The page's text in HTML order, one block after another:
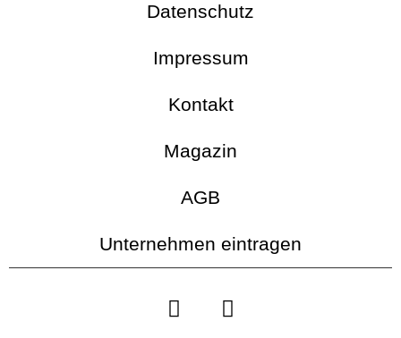
Datenschutz
Impressum
Kontakt
Magazin
AGB
Unternehmen eintragen